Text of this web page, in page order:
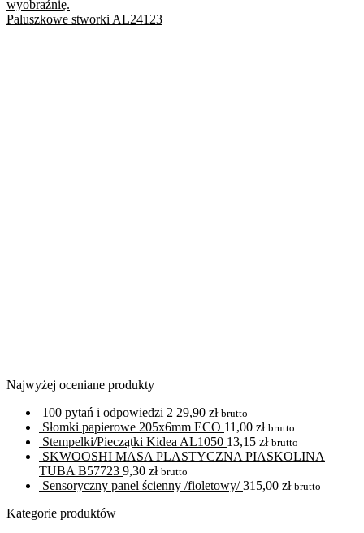
Paluszkowe stworki AL24123
Najwyżej oceniane produkty
100 pytań i odpowiedzi 2 29,90 zł brutto
Słomki papierowe 205x6mm ECO 11,00 zł brutto
Stempelki/Pieczątki Kidea AL1050 13,15 zł brutto
SKWOOSHI MASA PLASTYCZNA PIASKOLINA
TUBA B57723 9,30 zł brutto
Sensoryczny panel ścienny /fioletowy/ 315,00 zł brutto
Kategorie produktów